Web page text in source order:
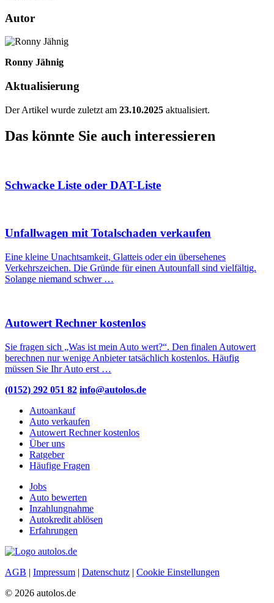
Autor
Ronny Jähnig
Aktualisierung
Der Artikel wurde zuletzt am 23.10.2025 aktualisiert.
Das könnte Sie auch interessieren
Schwacke Liste oder DAT-Liste
Unfallwagen mit Totalschaden verkaufen
Eine kleine Unachtsamkeit, Glatteis oder ein übersehenes
Verkehrszeichen. Die Gründe für einen Autounfall sind vielfältig.
Solange niemand schwer …
Autowert Rechner kostenlos
Sie fragen sich „Was ist mein Auto wert?“. Den finalen Autowert
berechnen nur wenige Anbieter tatsächlich kostenlos. Häufig
müssen Sie Ihr Auto erst …
(0152) 292 051 82 info@autolos.de
Autoankauf
Auto verkaufen
Autowert Rechner kostenlos
Über uns
Ratgeber
Häufige Fragen
Jobs
Auto bewerten
Inzahlungnahme
Autokredit ablösen
Erfahrungen
AGB | Impressum | Datenschutz | Cookie Einstellungen
© 2026 autolos.de